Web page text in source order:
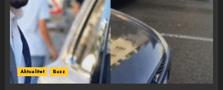
Aktualitet Buzz